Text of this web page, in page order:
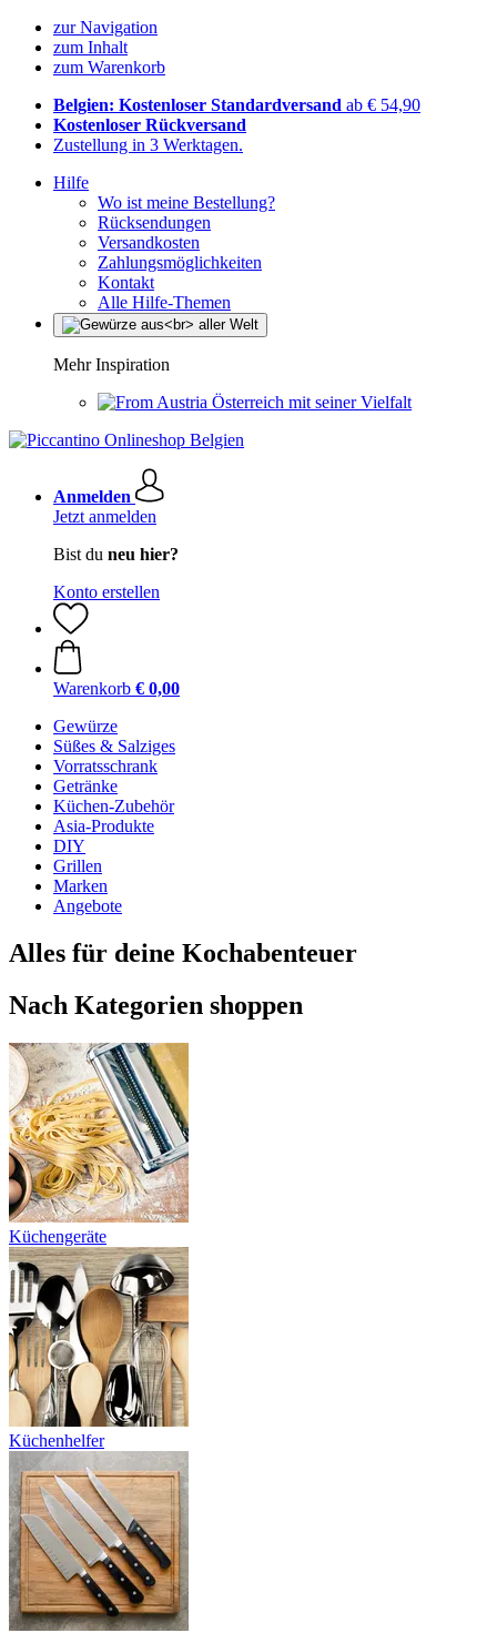
zur Navigation
zum Inhalt
zum Warenkorb
Belgien: Kostenloser Standardversand ab € 54,90
Kostenloser Rückversand
Zustellung in 3 Werktagen.
Hilfe
Wo ist meine Bestellung?
Rücksendungen
Versandkosten
Zahlungsmöglichkeiten
Kontakt
Alle Hilfe-Themen
Mehr Inspiration
Österreich mit seiner Vielfalt
Anmelden
Jetzt anmelden
Bist du neu hier?
Konto erstellen
Warenkorb € 0,00
Gewürze
Süßes & Salziges
Vorratsschrank
Getränke
Küchen-Zubehör
Asia-Produkte
DIY
Grillen
Marken
Angebote
Alles für deine Kochabenteuer
Nach Kategorien shoppen
Küchengeräte
Küchenhelfer